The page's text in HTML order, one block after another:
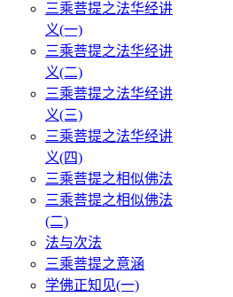
三乘菩提之法华经讲
义(一)
三乘菩提之法华经讲
义(二)
三乘菩提之法华经讲
义(三)
三乘菩提之法华经讲
义(四)
三乘菩提之相似佛法
三乘菩提之相似佛法
(二)
法与次法
三乘菩提之意涵
学佛正知见(一)